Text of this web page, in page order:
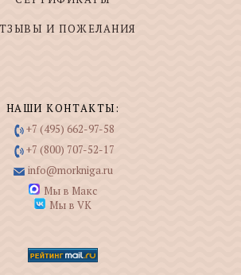
И ПОЖЕЛАНИЯ
НАШИ КОНТАКТЫ:
+7 (495) 662-97-58
+7 (800) 707-52-17
info@morkniga.ru
Мы в Макс
Мы в VK